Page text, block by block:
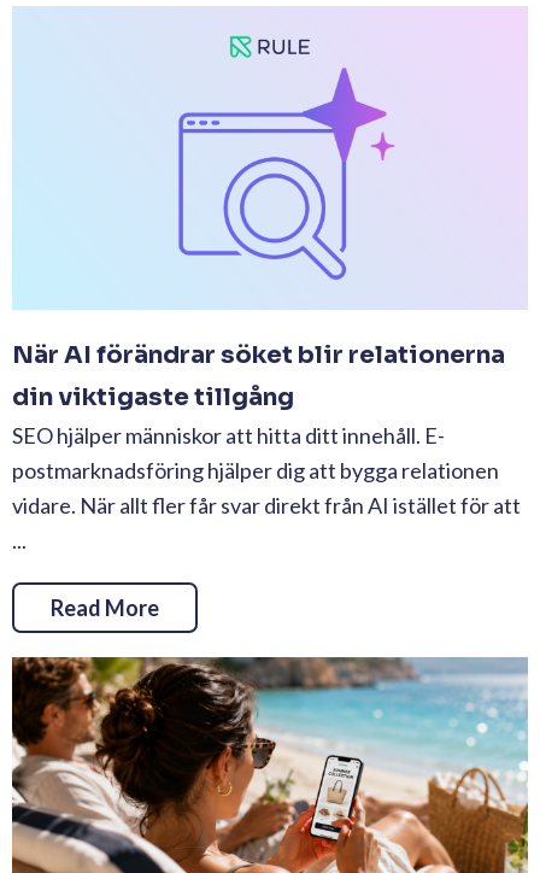
När AI förändrar söket blir relationerna
din viktigaste tillgång
SEO hjälper människor att hitta ditt innehåll. E-
postmarknadsföring hjälper dig att bygga relationen
vidare. När allt fler får svar direkt från AI istället för att
...
Read More